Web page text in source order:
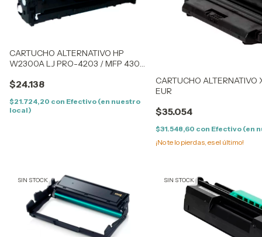
CARTUCHO ALTERNATIVO HP
W2300A LJ PRO-4203 / MFP 4303
$24.138
$21.724,20 con Efectivo (en nuestro
local)
CARTUCHO ALTERNATIVO
EUR
$35.054
$31.548,60 con Efectivo (en
¡No te lo pierdas, es el último!
SIN STOCK SIN STOCK